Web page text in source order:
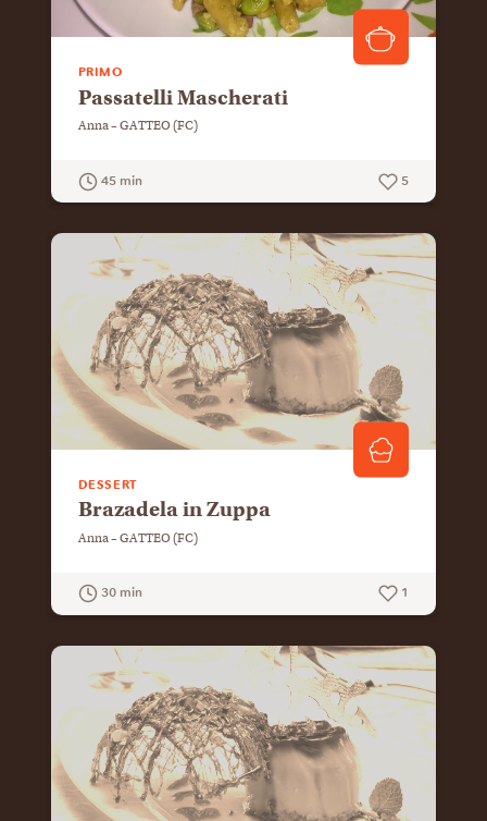
PRIMO
Passatelli Mascherati
Anna – GATTEO (FC)
45 min 5
DESSERT
Brazadela in Zuppa
Anna – GATTEO (FC)
30 min 1